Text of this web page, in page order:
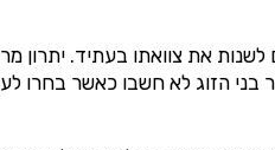
את צוואתו בעתיד. יתרון
בני הזוג לא חשבו כאשר בחרו